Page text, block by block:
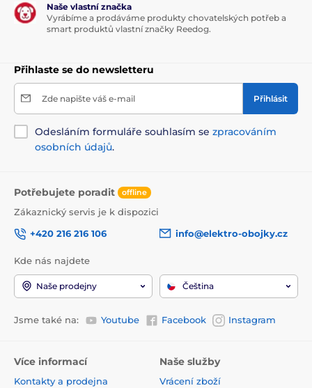
Naše vlastní značka
Vyrábíme a prodáváme produkty chovatelských potřeb a
smart produktů vlastní značky Reedog.
Přihlaste se do newsletteru
Zde napište váš e-mail Přihlásit
Odesláním formuláře souhlasím se zpracováním
osobních údajů.
Potřebujete poradit offline
Zákaznický servis je k dispozici
+420 216 216 106
info@elektro-obojky.cz
Kde nás najdete
Naše prodejny Čeština
Jsme také na: Youtube Facebook Instagram
Více informací
Kontakty a prodejna
Naše služby
Vrácení zboží